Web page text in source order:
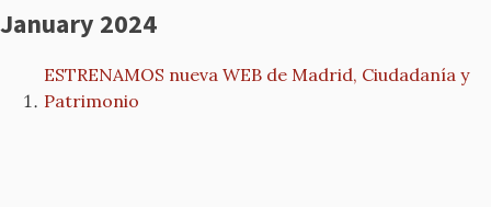
January 2024
ESTRENAMOS nueva WEB de Madrid, Ciudadanía y
Patrimonio